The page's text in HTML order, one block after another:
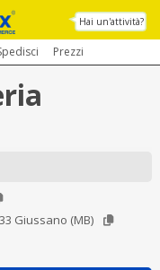
Hai un'attività?
Prezzi
Giussano (MB)